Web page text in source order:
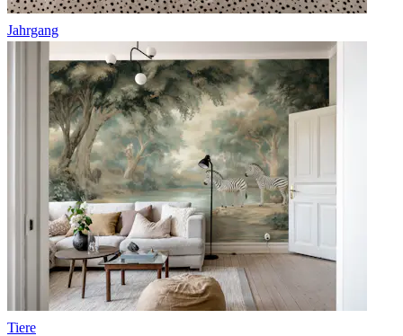
Jahrgang
Tiere